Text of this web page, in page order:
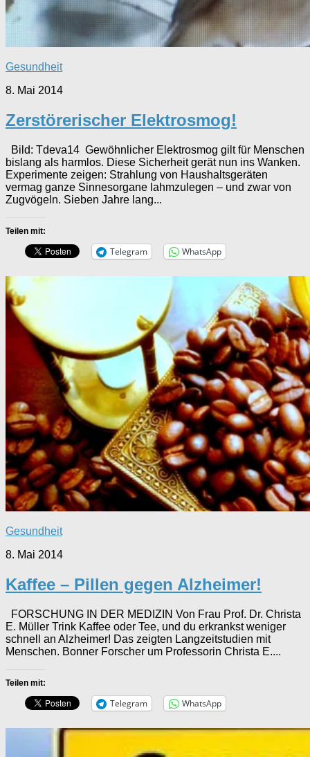
Gesundheit
8. Mai 2014
Zerstörerischer Elektrosmog!
Bild: Tdeva14 Gewöhnlicher Elektrosmog gilt für Menschen
bislang als harmlos. Diese Sicherheit gerät nun ins Wanken.
Experimente zeigen: Strahlung von Haushaltsgeräten
vermag ganze Sinnesorgane lahmzulegen – und zwar von
Zugvögeln. Sieben Jahre lang...
Teilen mit:
Telegram WhatsApp
Gesundheit
8. Mai 2014
Kaffee – Pillen gegen Alzheimer!
FORSCHUNG IN DER MEDIZIN Von Frau Prof. Dr. Christa
E. Müller Trink Kaffee oder Tee, und du erkrankst weniger
schnell an Alzheimer! Das zeigten Langzeitstudien mit
Menschen. Bonner Forscher um Professorin Christa E....
Teilen mit:
Telegram WhatsApp